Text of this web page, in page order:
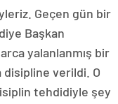
Geçen gün bir
Başkan
yalanlanmış bir
verildi. O
tehdidiyle şey